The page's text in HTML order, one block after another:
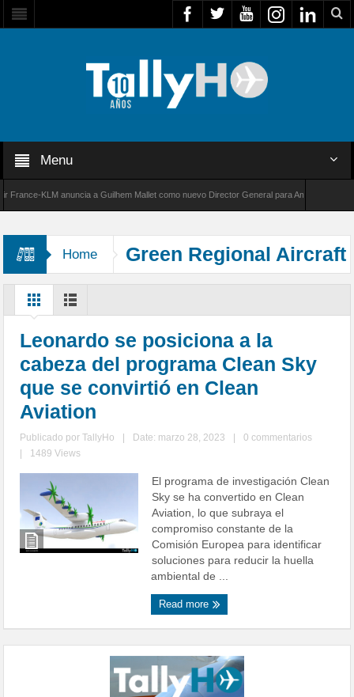
Menu
KLM anuncia a Guilhem Mallet como nuevo Director General para América Latina
Home Green Regional Aircraft
Leonardo se posiciona a la
cabeza del programa Clean Sky
que se convirtió en Clean
Aviation
Publicado porTallyHo Date: marzo 28, 2023
0 commentarios
1489 Views
El programa de investigación Clean
Sky se ha convertido en Clean
Aviation, lo que subraya el
compromiso constante de la
Comisión Europea para identificar
soluciones para reducir la huella
ambiental de ...
Read more